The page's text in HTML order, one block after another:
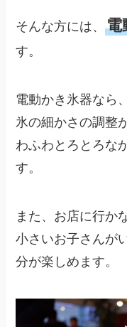
そんな方には、電
す。
電動かき氷器なら
氷の細かさの調整
わふわとろとろな
す。
また、お店に行か
小さいお子さんが
分が楽しめます。